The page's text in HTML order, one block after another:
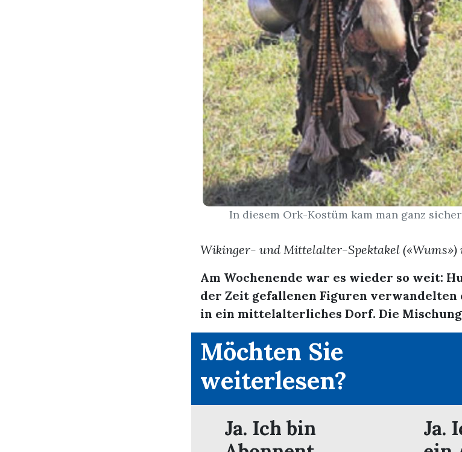
In diesem Ork-Kostüm kam man ganz
Wikinger- und Mittelalter-Spektakel
Am Wochenende war es wieder so weit:
der Zeit gefallenen Figuren verwandelten
in ein mittelalterliches Dorf. Die Mischung
Möchten Sie
weiterlesen?
Ja. Ich bin
Ja.